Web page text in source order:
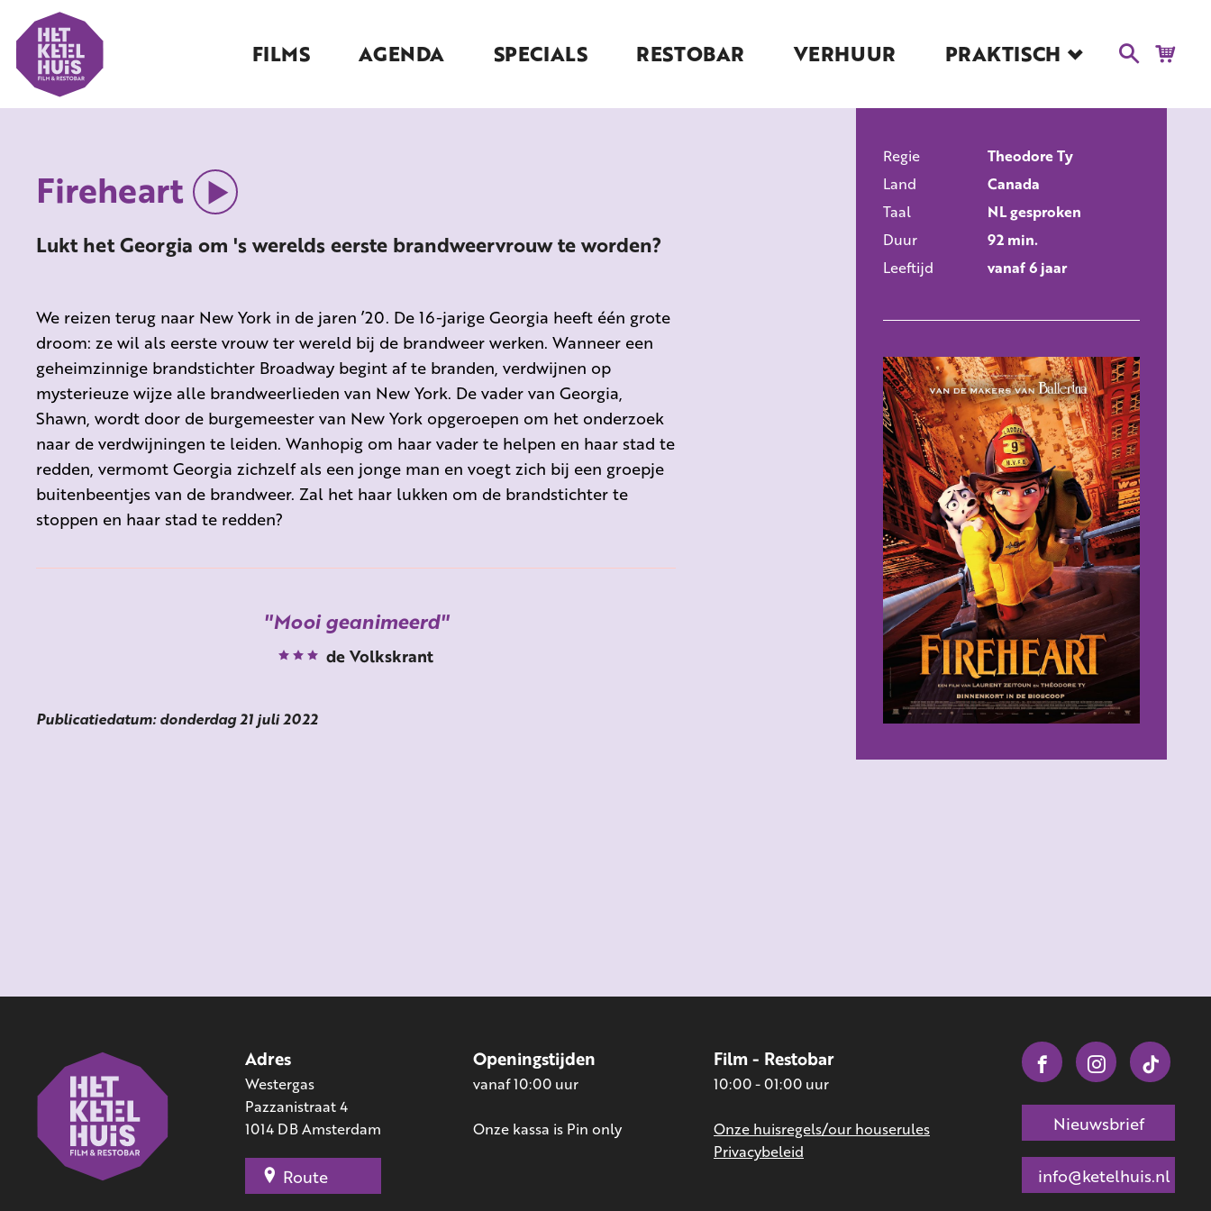
FILMS AGENDA SPECIALS RESTOBAR VERHUUR PRAKTISCH
Blog
Educatie
Kaartverkoop en
Tarieven
Over Het Ketelhuis
Vacatures
Fireheart
Lukt het Georgia om 's werelds eerste brandweervrouw te worden?
We reizen terug naar New York in de jaren ’20. De 16-jarige Georgia heeft één grote
droom: ze wil als eerste vrouw ter wereld bij de brandweer werken. Wanneer een
geheimzinnige brandstichter Broadway begint af te branden, verdwijnen op
mysterieuze wijze alle brandweerlieden van New York. De vader van Georgia,
Shawn, wordt door de burgemeester van New York opgeroepen om het onderzoek
naar de verdwijningen te leiden. Wanhopig om haar vader te helpen en haar stad te
redden, vermomt Georgia zichzelf als een jonge man en voegt zich bij een groepje
buitenbeentjes van de brandweer. Zal het haar lukken om de brandstichter te
stoppen en haar stad te redden?
Mooi geanimeerd
de Volkskrant
Publicatiedatum: donderdag 21 juli 2022
ALLE FILMS
Regie
Theodore Ty
Land
Canada
Taal
NL gesproken
Duur
92 min.
Leeftijd
vanaf 6 jaar
Adres
Westergas
Pazzanistraat 4
1014 DB Amsterdam
Route
Openingstijden
vanaf 10:00 uur
Onze kassa is Pin only
Film - Restobar
10:00 - 01:00 uur
Onze huisregels/our houserules
Privacybeleid
Nieuwsbrief
info@ketelhuis.nl